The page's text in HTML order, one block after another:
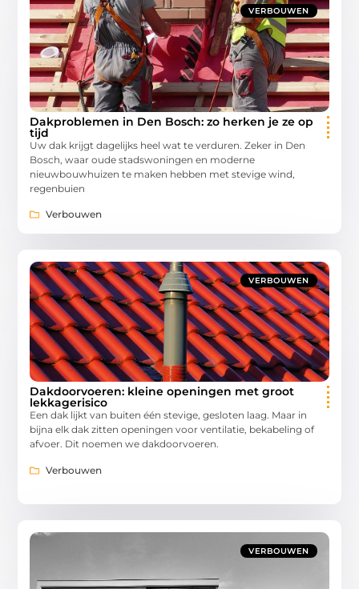
VERBOUWEN
Dakproblemen in Den Bosch: zo herken je ze op
tijd
Uw dak krijgt dagelijks heel wat te verduren. Zeker in Den
Bosch, waar oude stadswoningen en moderne
nieuwbouwhuizen te maken hebben met stevige wind,
regenbuien
Verbouwen
VERBOUWEN
Dakdoorvoeren: kleine openingen met groot
lekkagerisico
Een dak lijkt van buiten één stevige, gesloten laag. Maar in
bijna elk dak zitten openingen voor ventilatie, bekabeling of
afvoer. Dit noemen we dakdoorvoeren.
Verbouwen
VERBOUWEN